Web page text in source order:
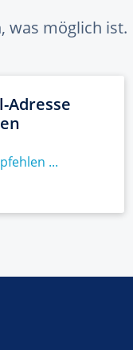
was möglich ist.
Adresse
...